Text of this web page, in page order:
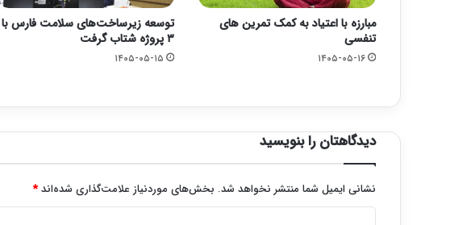
مبارزه با اعتیاد به کمک تمرین های
تنفسی
۱۴۰۵-۰۵-۱۶
توسعه زیرساخت‌های سلامت فارس با
۳ پروژه شتاب گرفت
۱۴۰۵-۰۵-۱۵
دیدگاهتان را بنویسید
نشانی ایمیل شما منتشر نخواهد شد. بخش‌های موردنیاز علامت‌گذاری شده‌اند*